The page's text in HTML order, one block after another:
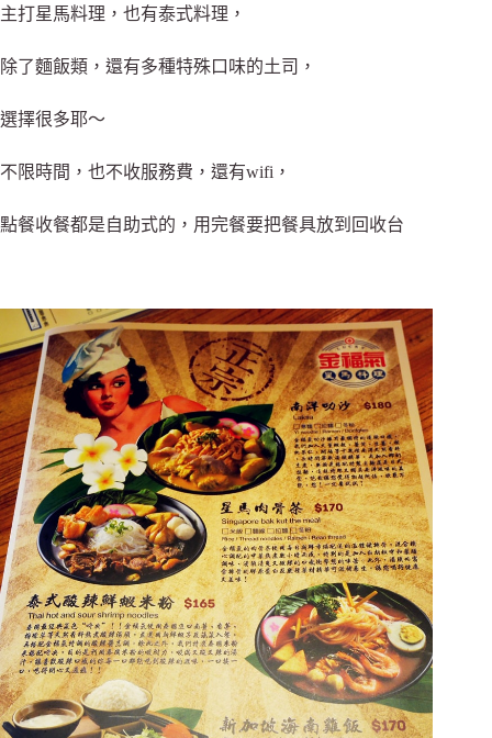
主打星馬料理，也有泰式料理，
除了麵飯類，還有多種特殊口味的土司，
選擇很多耶～
不限時間，也不收服務費，還有wifi，
點餐收餐都是自助式的，用完餐要把餐具放到回收台